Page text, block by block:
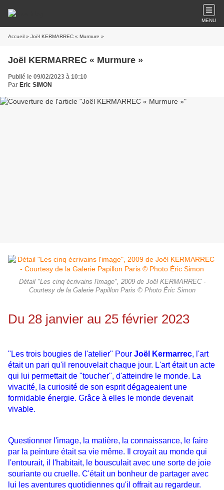
MENU
Accueil » Joël KERMARREC « Murmure »
Joël KERMARREC « Murmure »
Publié le 09/02/2023 à 10:10
Par Eric SIMON
Détail "Les cinq écrivains l'image", 2009 de Joël KERMARREC -
Courtesy de la Galerie Papillon Paris © Photo Éric Simon
Du 28 janvier au 25 février 2023
"Les trois bougies de l'atelier" Pour Joël Kermarrec, l'art
était un pari qu'il renouvelait chaque jour. L'art était un acte
qui lui permettait de "toucher", d'atteindre le monde. La
vivacité, la curiosité de son esprit dégageaient une
formidable énergie. Grâce à elles le monde devenait
vivable.
Questionner l'image, la matière, la connaissance, le faire
par la peinture était sa vie même. Il croyait au monde qui
l'entourait, il l'habitait, le bousculait avec une sorte de joie
souriante ou cruelle. C'était un bonheur de partager avec
lui les aventures quotidiennes qu'il offrait au regardeur.